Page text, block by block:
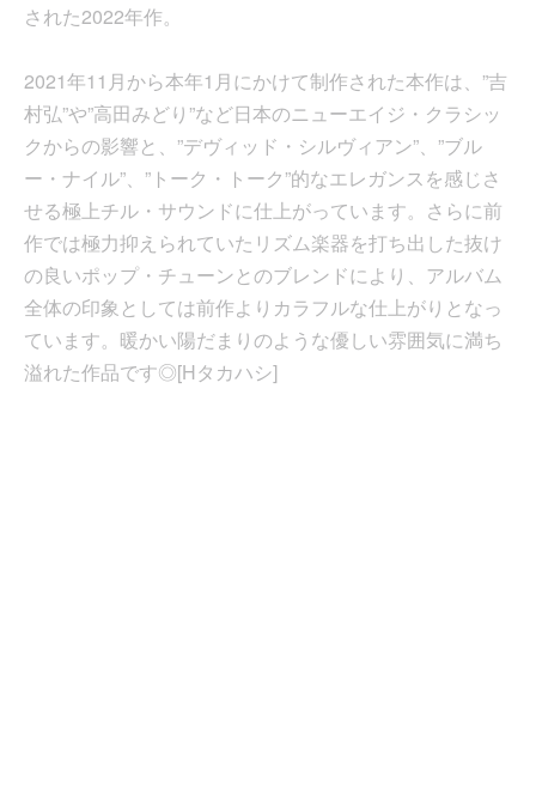
された2022年作。
2021年11月から本年1月にかけて制作された本作は、”吉
村弘”や”高田みどり”など日本のニューエイジ・クラシッ
クからの影響と、”デヴィッド・シルヴィアン”、”ブル
ー・ナイル”、”トーク・トーク”的なエレガンスを感じさ
せる極上チル・サウンドに仕上がっています。さらに前
作では極力抑えられていたリズム楽器を打ち出した抜け
の良いポップ・チューンとのブレンドにより、アルバム
全体の印象としては前作よりカラフルな仕上がりとなっ
ています。暖かい陽だまりのような優しい雰囲気に満ち
溢れた作品です◎[Hタカハシ]